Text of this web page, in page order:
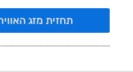
תחזית מזג